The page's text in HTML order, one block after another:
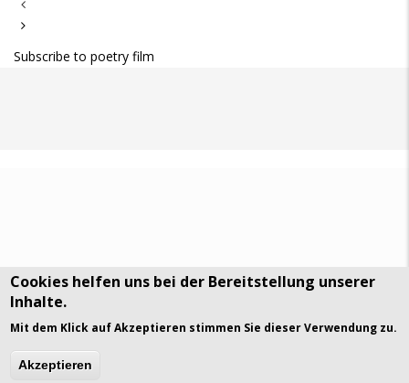
Seitennummerierung
Subscribe to poetry film
Cookies helfen uns bei der Bereitstellung unserer
Inhalte.
Mit dem Klick auf Akzeptieren stimmen Sie dieser Verwendung zu.
Akzeptieren